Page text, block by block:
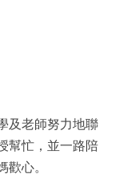
及老師努力地聯
幫忙，並一路陪
心。